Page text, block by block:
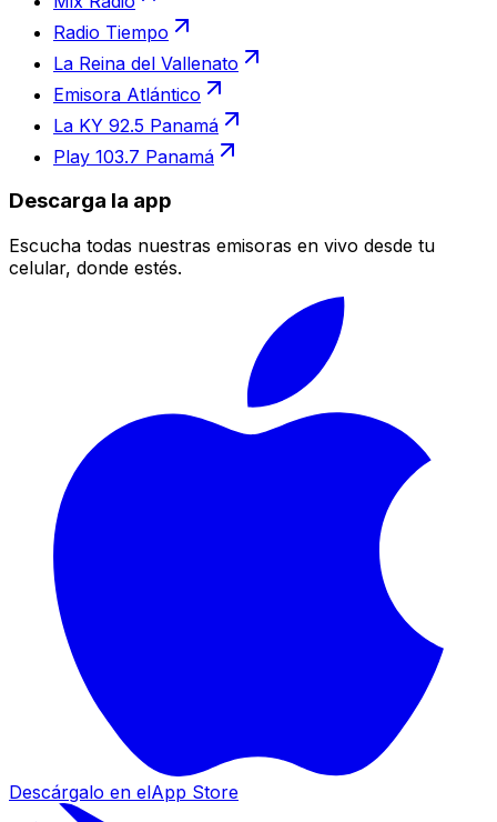
Radio Tiempo
La Reina del Vallenato
Emisora Atlántico
La KY 92.5 Panamá
Play 103.7 Panamá
Descarga la app
Escucha todas nuestras emisoras en vivo desde tu
celular, donde estés.
Descárgalo en elApp Store